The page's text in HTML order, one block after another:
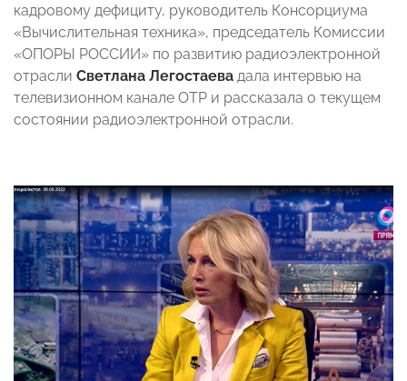
кадровому дефициту, руководитель Консорциума
«Вычислительная техника», председатель Комиссии
«ОПОРЫ РОССИИ» по развитию радиоэлектронной
отрасли Светлана Легостаева дала интервью на
телевизионном канале ОТР и рассказала о текущем
состоянии радиоэлектронной отрасли.